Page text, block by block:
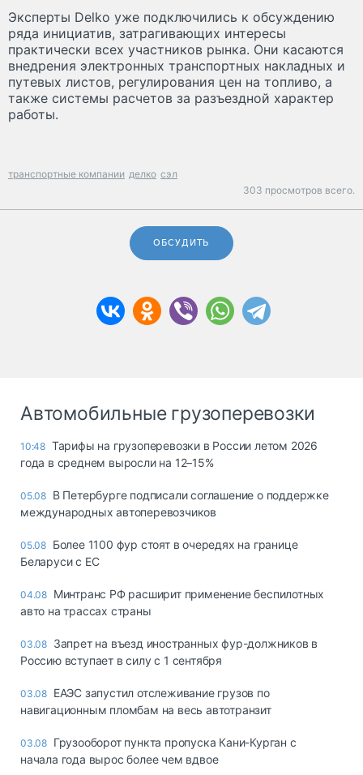
Эксперты Delko уже подключились к обсуждению
ряда инициатив, затрагивающих интересы
практически всех участников рынка. Они касаются
внедрения электронных транспортных накладных и
путевых листов, регулирования цен на топливо, а
также системы расчетов за разъездной характер
работы.
транспортные компании делко сэл
303 просмотров всего.
ОБСУДИТЬ
Автомобильные грузоперевозки
10:48 Тарифы на грузоперевозки в России летом 2026
года в среднем выросли на 12–15%
05.08 В Петербурге подписали соглашение о поддержке
международных автоперевозчиков
05.08 Более 1100 фур стоят в очередях на границе
Беларуси с ЕС
04.08 Минтранс РФ расширит применение беспилотных
авто на трассах страны
03.08 Запрет на въезд иностранных фур-должников в
Россию вступает в силу с 1 сентября
03.08 ЕАЭС запустил отслеживание грузов по
навигационным пломбам на весь автотранзит
03.08 Грузооборот пункта пропуска Кани-Курган с
начала года вырос более чем вдвое